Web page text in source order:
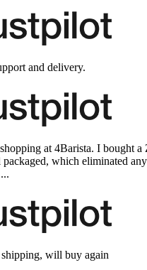
and delivery.
at 4Barista. I bought a
which eliminated
will buy again